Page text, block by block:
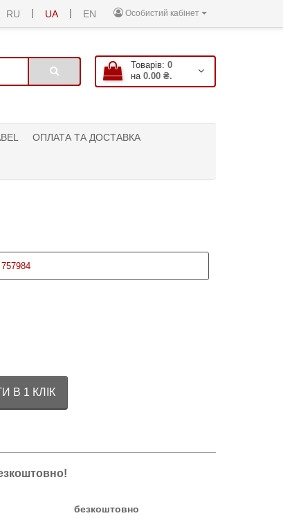
Особистий кабінет
RU | UA | EN
Товарів: 0
на 0.00 ₴.
ОПЛАТА ТА ДОСТАВКА
757984
В 1 КЛІК
безкоштовно